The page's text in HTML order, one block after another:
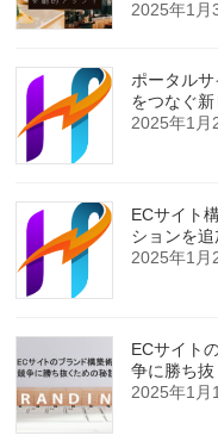
2025年1月
ポータル
をつなぐ新
2025年1月
ECサイト
ションを追
2025年1月
ECサイト
争に勝ち
2025年1月